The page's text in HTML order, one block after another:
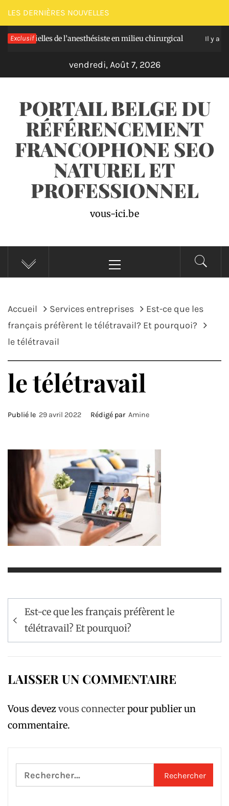
Passer
au
contenu
LES DERNIÈRES NOUVELLES
Exclusifde l’anesthésiste en milieu chirurgical Il y a 3 jours
vendredi, Août 7, 2026
PORTAIL BELGE DU
RÉFÉRENCEMENT
FRANCOPHONE SEO
NATUREL ET
PROFESSIONNEL
vous-ici.be
principal
Accueil Services entreprises
Est-ce que les
français préfèrent le télétravail? Et pourquoi?
le télétravail
le télétravail
Publié le 29 avril 2022 Rédigé par Amine
Navigation
de
l’article
Est-ce que les français préfèrent le
télétravail? Et pourquoi?
LAISSER UN COMMENTAIRE
Vous devezvous connecterpour publier un
commentaire.
Rechercher :